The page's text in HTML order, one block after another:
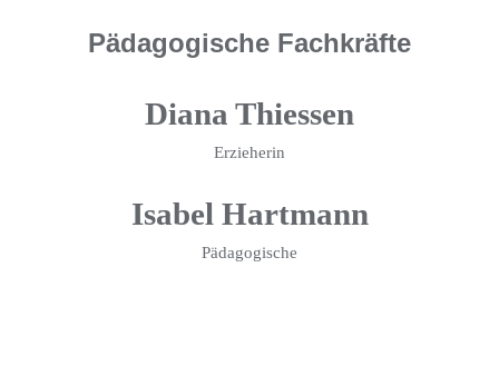
Pädagogische Fachkräfte
Diana Thiessen
Erzieherin
Isabel Hartmann
Pädagogische